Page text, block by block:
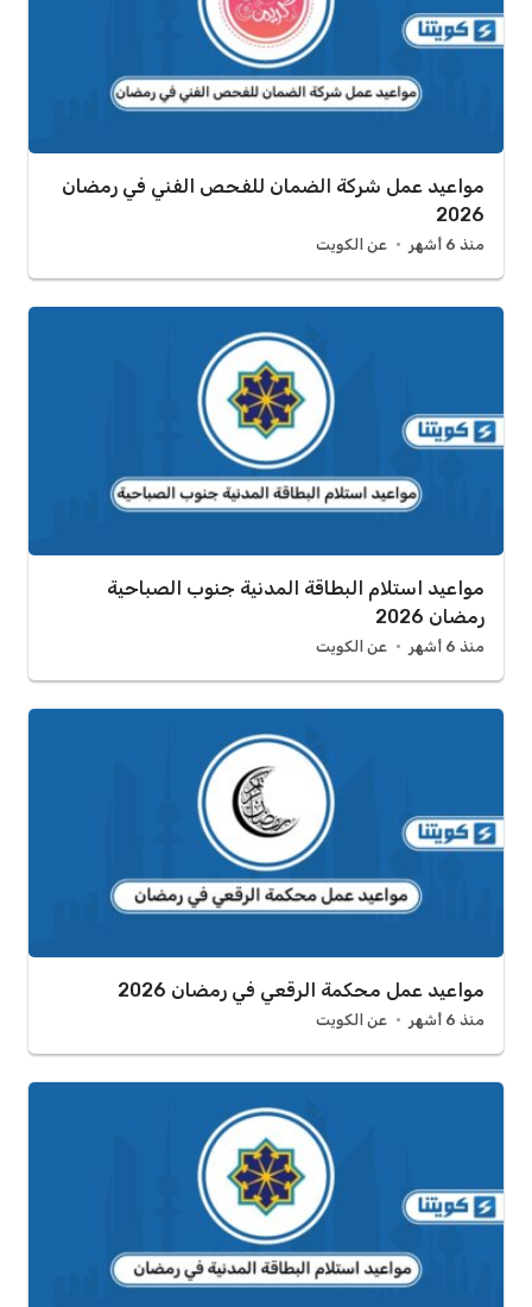
مواعيد عمل شركة الضمان للفحص الفني في رمضان
2026
منذ 6 أشهر عن الكويت
مواعيد استلام البطاقة المدنية جنوب الصباحية
رمضان 2026
منذ 6 أشهر عن الكويت
مواعيد عمل محكمة الرقعي في رمضان 2026
منذ 6 أشهر عن الكويت